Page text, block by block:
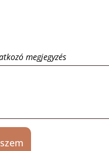
megjegyzés